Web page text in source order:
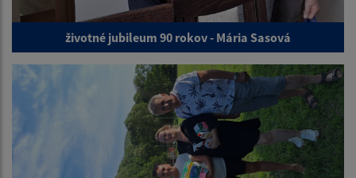
životné jubileum 90 rokov - Mária Sasová